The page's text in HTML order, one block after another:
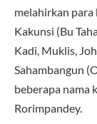
melahirkan para
Kakunsi (Bu
Kadi, Muklis,
Sahambangun
beberapa nama
Rorimpandey.